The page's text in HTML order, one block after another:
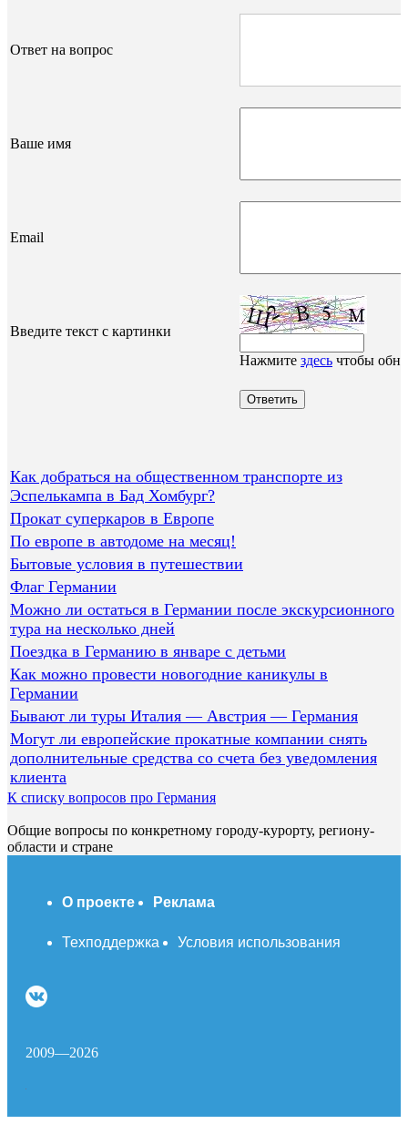
Ответ на вопрос
Ваше имя
Email
Введите текст с картинки
Нажмите здесь чтобы
Как добраться на общественном транспорте из
Эспелькампа в Бад Хомбург?
Прокат суперкаров в Европе
По европе в автодоме на месяц!
Бытовые условия в путешествии
Флаг Германии
Можно ли остаться в Германии после экскурсионного
тура на несколько дней
Поездка в Германию в январе с детьми
Как можно провести новогодние каникулы в
Германии
Бывают ли туры Италия — Австрия — Германия
Могут ли европейские прокатные компании снять
дополнительные средства со счета без уведомления
клиента
К списку вопросов про Германия
Общие вопросы по конкретному городу-курорту, региону-
области и стране
О проекте Реклама
Техподдержка Условия использования
2009—2026